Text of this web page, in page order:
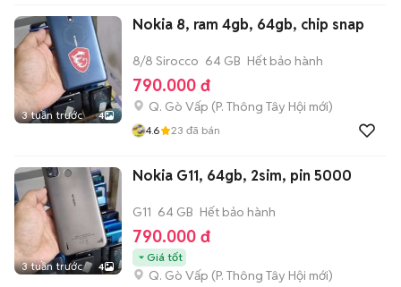
3 tuần trước 4
Nokia 8, ram 4gb, 64gb, chip snap
8/8 Sirocco 64 GB Hết bảo hành
790.000 đ
Q. Gò Vấp (P. Thông Tây Hội mới)
4.6 23 đã bán
3 tuần trước 4
Nokia G11, 64gb, 2sim, pin 5000
G11 64 GB Hết bảo hành
790.000 đ
Giá tốt
Q. Gò Vấp (P. Thông Tây Hội mới)